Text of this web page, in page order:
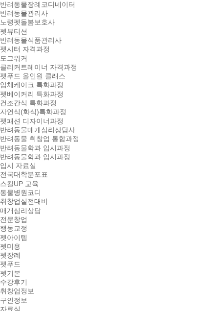
반려동물장례코디네이터
반려동물관리사
노령펫돌봄보호사
펫뷰티션
반려동물식품관리사
펫시터 자격과정
도그워커
클리커트레이너 자격과정
펫푸드 올인원 클래스
입체케이크 특화과정
펫베이커리 특화과정
건조간식 특화과정
자연식(화식)특화과정
펫패션 디자이너과정
반려동물매개심리상담사
반려동물 취창업 통합과정
반려동물학과 입시과정
반려동물학과 입시과정
입시 자료실
전국대학분포표
스킬UP 교육
동물병원코디
취창업실전대비
매개심리상담
전문창업
행동교정
펫아이템
펫미용
펫장례
펫푸드
펫기본
수강후기
취창업정보
구인정보
자료실